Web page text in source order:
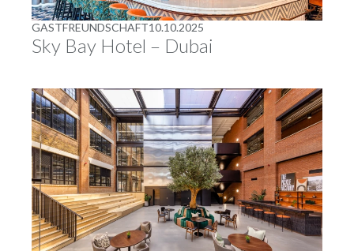
GASTFREUNDSCHAFT10.10.2025
Sky Bay Hotel – Dubai